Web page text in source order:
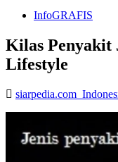
InfoGRAFIS
Kilas Penyakit
Lifestyle